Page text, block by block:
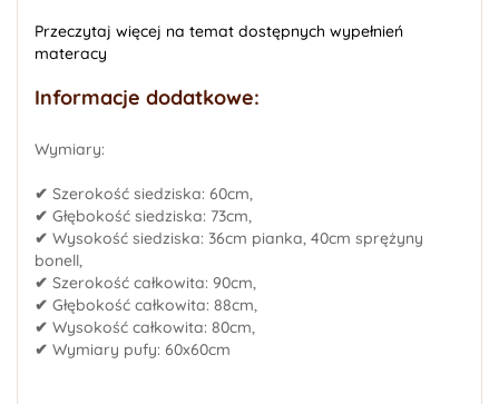
Przeczytaj więcej na temat dostępnych wypełnień
materacy
Informacje dodatkowe:
Wymiary:
✔ Szerokość siedziska: 60cm,
✔ Głębokość siedziska: 73cm,
✔ Wysokość siedziska: 36cm pianka, 40cm sprężyny
bonell,
✔ Szerokość całkowita: 90cm,
✔ Głębokość całkowita: 88cm,
✔ Wysokość całkowita: 80cm,
✔ Wymiary pufy: 60x60cm